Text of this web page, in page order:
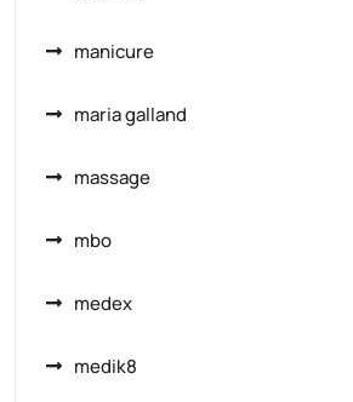
manicure
maria galland
massage
mbo
medex
medik8